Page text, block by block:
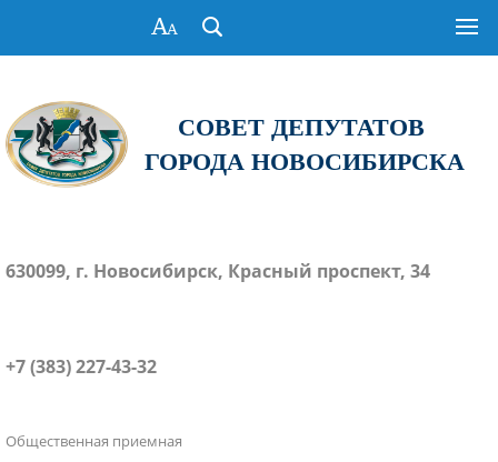
СОВЕТ ДЕПУТАТОВ
ГОРОДА НОВОСИБИРСКА
630099, г. Новосибирск, Красный проспект, 34
+7 (383) 227-43-32
Общественная приемная